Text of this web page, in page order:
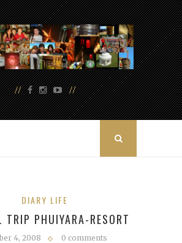
DIARY LIFE
TRIP PHUIYARA-RESORT
4, 2008 0 comments